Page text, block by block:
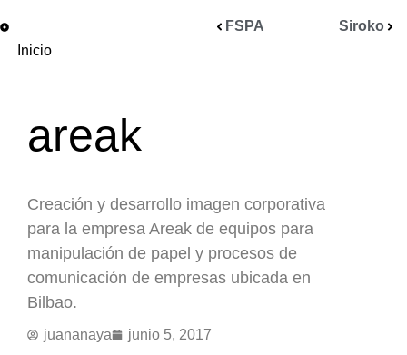
Inicio
FSPA Siroko
areak
Creación y desarrollo imagen corporativa
para la empresa Areak de equipos para
manipulación de papel y procesos de
comunicación de empresas ubicada en
Bilbao.
juananaya junio 5, 2017